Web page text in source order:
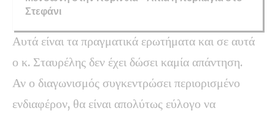
Στεφάνι
Αυτά είναι τα πραγματικά ερωτήματα και σε αυτά
ο κ. Σταυρέλης δεν έχει δώσει καμία απάντηση.
Αν ο διαγωνισμός συγκεντρώσει περιορισμένο
ενδιαφέρον, θα είναι απολύτως εύλογο να